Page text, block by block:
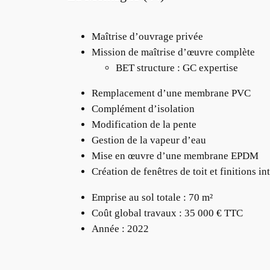
Maîtrise d’ouvrage privée
Mission de maîtrise d’œuvre complète
BET structure : GC expertise
Remplacement d’une membrane PVC
Complément d’isolation
Modification de la pente
Gestion de la vapeur d’eau
Mise en œuvre d’une membrane EPDM
Création de fenêtres de toit et finitions
Emprise au sol totale : 70 m²
Coût global travaux : 35 000 € TTC
Année : 2022